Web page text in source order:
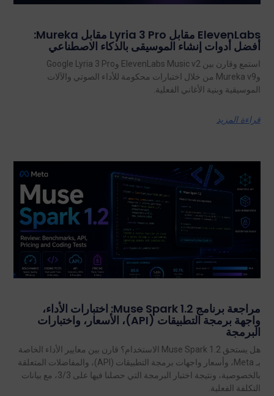
ElevenLabs مقابل Lyria 3 Pro مقابل Mureka:
أفضل أدوات إنشاء الموسيقى بالذكاء الاصطناعي
استمع وقارن بين ElevenLabs Music v2 وGoogle Lyria 3 Pro
وMureka v9 من خلال اختبارات محكومة للأداء الصوتي والآلات
الموسيقية وبنية الأغاني الفعلية.
قراءة المزيد
مراجعة برنامج Muse Spark 1.2: اختبارات الأداء،
واجهة برمجة التطبيقات (API)، الأسعار، واختبارات
البرمجة
هل يستحق Muse Spark 1.2 الاستخدام؟ قارن بين معايير الأداء الخاصة
بـ Meta، وأسعار واجهات برمجة التطبيقات (API)، والمفاضلات المتعلقة
بالخصوصية، ونتيجة اختبار البرمجة التي حصلنا فيها على 3/3، مع بيانات
التكلفة الفعلية.